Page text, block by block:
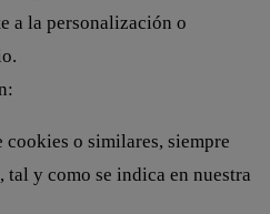
a la personalización o
cookies o similares, siempre
y como se indica en nuestra